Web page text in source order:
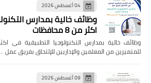
04 أغسطس 2026
وظائف خالية بمدارس
اكثر من 8 محافظات
للمتميزين من المعلمين والإداريين للإلتحاق بفريق عمل
09 أغسطس 2026